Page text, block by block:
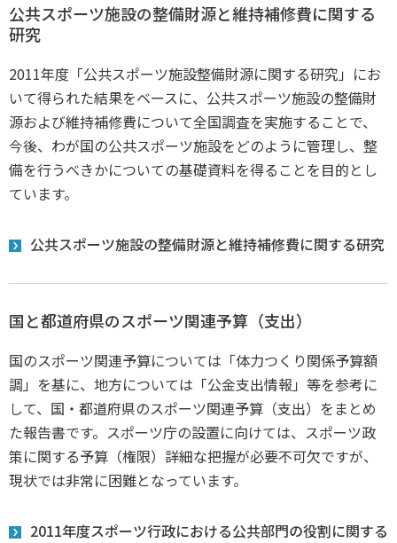
公共スポーツ施設の整備財源と維持補修費に関する
研究
2011年度「公共スポーツ施設整備財源に関する研究」にお
いて得られた結果をベースに、公共スポーツ施設の整備財
源および維持補修費について全国調査を実施することで、
今後、わが国の公共スポーツ施設をどのように管理し、整
備を行うべきかについての基礎資料を得ることを目的とし
ています。
公共スポーツ施設の整備財源と維持補修費に関する研究
国と都道府県のスポーツ関連予算（支出）
国のスポーツ関連予算については「体力つくり関係予算額
調」を基に、地方については「公金支出情報」等を参考に
して、国・都道府県のスポーツ関連予算（支出）をまとめ
た報告書です。スポーツ庁の設置に向けては、スポーツ政
策に関する予算（権限）詳細な把握が必要不可欠ですが、
現状では非常に困難となっています。
2011年度スポーツ行政における公共部門の役割に関する